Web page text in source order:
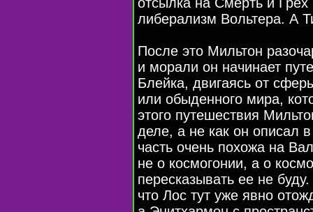
либерализм Вольтера. А
После это Мильтон
и морали он начинает
Блейка, двигаясь от
или обыденного мира,
этого путешествия
деле, а не как он описал
часть очень похожа на
не о космогонии, а о
пересказывать ее не
что Лос тут уже явно